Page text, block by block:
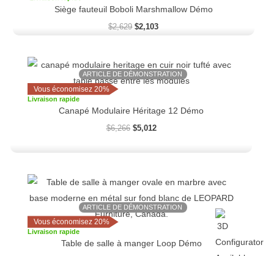
Siège fauteuil Boboli Marshmallow Démo
$2,629 $2,103
Vous économisez 20%
ARTICLE DE DÉMONSTRATION
Livraison rapide
Canapé Modulaire Héritage 12 Démo
$6,266
prix
initial
$5,012
prix
actuel
Vous économisez 20%
ARTICLE DE DÉMONSTRATION
Livraison rapide
Table de salle à manger Loop Démo
initial
était :
$7,399.
Le
actuel
est :
$5,919.